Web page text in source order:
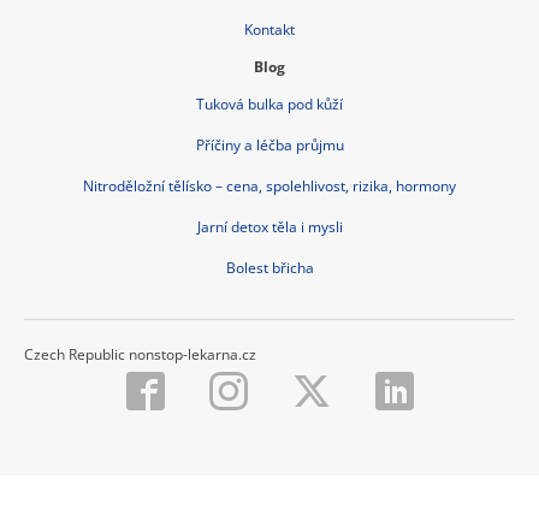
Kontakt
Blog
Tuková bulka pod kůží
Příčiny a léčba průjmu
Nitroděložní tělísko – cena, spolehlivost, rizika, hormony
Jarní detox těla i mysli
Bolest břicha
Czech Republic nonstop-lekarna.cz